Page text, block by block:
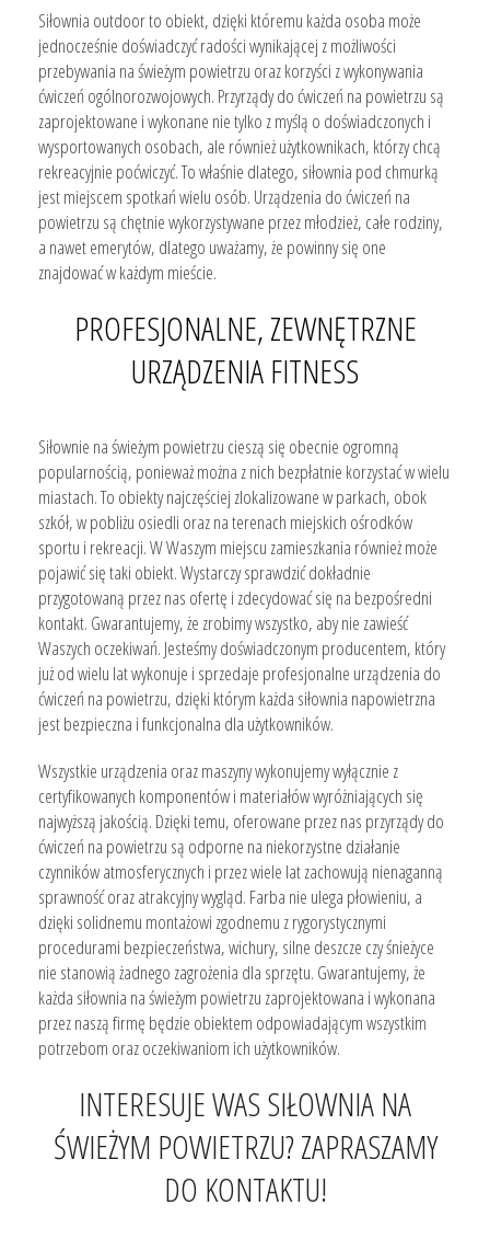
Siłownia outdoor to obiekt, dzięki któremu każda osoba może
jednocześnie doświadczyć radości wynikającej z możliwości
przebywania na świeżym powietrzu oraz korzyści z wykonywania
ćwiczeń ogólnorozwojowych. Przyrządy do ćwiczeń na powietrzu są
zaprojektowane i wykonane nie tylko z myślą o doświadczonych i
wysportowanych osobach, ale również użytkownikach, którzy chcą
rekreacyjnie poćwiczyć. To właśnie dlatego, siłownia pod chmurką
jest miejscem spotkań wielu osób. Urządzenia do ćwiczeń na
powietrzu są chętnie wykorzystywane przez młodzież, całe rodziny,
a nawet emerytów, dlatego uważamy, że powinny się one
znajdować w każdym mieście.
PROFESJONALNE, ZEWNĘTRZNE
URZĄDZENIA FITNESS
Siłownie na świeżym powietrzu cieszą się obecnie ogromną
popularnością, ponieważ można z nich bezpłatnie korzystać w wielu
miastach. To obiekty najczęściej zlokalizowane w parkach, obok
szkół, w pobliżu osiedli oraz na terenach miejskich ośrodków
sportu i rekreacji. W Waszym miejscu zamieszkania również może
pojawić się taki obiekt. Wystarczy sprawdzić dokładnie
przygotowaną przez nas ofertę i zdecydować się na bezpośredni
kontakt. Gwarantujemy, że zrobimy wszystko, aby nie zawieść
Waszych oczekiwań. Jesteśmy doświadczonym producentem, który
już od wielu lat wykonuje i sprzedaje profesjonalne urządzenia do
ćwiczeń na powietrzu, dzięki którym każda siłownia napowietrzna
jest bezpieczna i funkcjonalna dla użytkowników.
Wszystkie urządzenia oraz maszyny wykonujemy wyłącznie z
certyfikowanych komponentów i materiałów wyróżniających się
najwyższą jakością. Dzięki temu, oferowane przez nas przyrządy do
ćwiczeń na powietrzu są odporne na niekorzystne działanie
czynników atmosferycznych i przez wiele lat zachowują nienaganną
sprawność oraz atrakcyjny wygląd. Farba nie ulega płowieniu, a
dzięki solidnemu montażowi zgodnemu z rygorystycznymi
procedurami bezpieczeństwa, wichury, silne deszcze czy śnieżyce
nie stanowią żadnego zagrożenia dla sprzętu. Gwarantujemy, że
każda siłownia na świeżym powietrzu zaprojektowana i wykonana
przez naszą firmę będzie obiektem odpowiadającym wszystkim
potrzebom oraz oczekiwaniom ich użytkowników.
INTERESUJE WAS SIŁOWNIA NA
ŚWIEŻYM POWIETRZU? ZAPRASZAMY
DO KONTAKTU!